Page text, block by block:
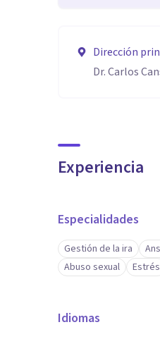
Dirección
Dr. Carlos
Experiencia
Especialidades
Gestión de la ira
Abuso sexual
Estrés
Idiomas